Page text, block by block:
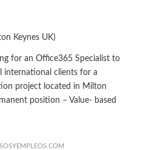
for an Office365 Specialist to
international clients for a
project located in Milton
position – Value- based